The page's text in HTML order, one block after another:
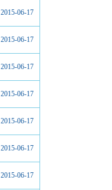
2015-06-17
2015-06-17
2015-06-17
2015-06-17
2015-06-17
2015-06-17
2015-06-17